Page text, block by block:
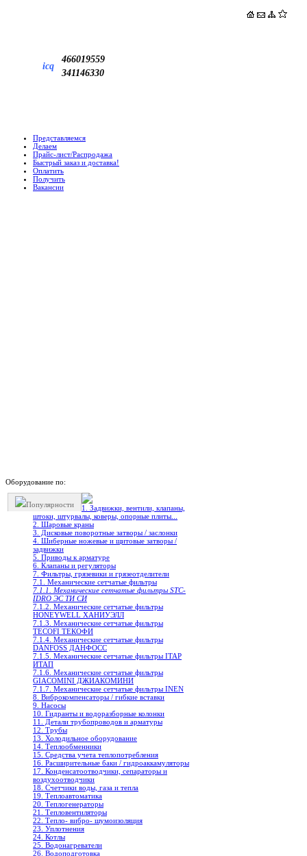
icq
466019559
341146330
Представляемся
Делаем
Прайс-лист/Распродажа
Быстрый заказ и доставка!
Оплатить
Получить
Вакансии
Оборудование по:
Популярности
1. Задвижки, вентили, клапаны,
штоки, штурвалы, коверы, опорные плиты...
2. Шаровые краны
3. Дисковые поворотные затворы / заслонки
4. Шиберные ножевые и щитовые затворы /
задвижки
5. Приводы к арматуре
6. Клапаны и регуляторы
7. Фильтры, грязевики и грязеотделители
7.1. Механические сетчатые фильтры
7.1.1. Механические сетчатые фильтры STC-
IDRO ЭС ТИ СИ
7.1.2. Механические сетчатые фильтры
HONEYWELL ХАНИУЭЛЛ
7.1.3. Механические сетчатые фильтры
TECOFI ТЕКОФИ
7.1.4. Механические сетчатые фильтры
DANFOSS ДАНФОСС
7.1.5. Механические сетчатые фильтры ITAP
ИТАП
7.1.6. Механические сетчатые фильтры
GIACOMINI ДЖИАКОМИНИ
7.1.7. Механические сетчатые фильтры INEN
8. Виброкомпенсаторы / гибкие вставки
9. Насосы
10. Гидранты и водоразборные колонки
11. Детали трубопроводов и арматуры
12. Трубы
13. Холодильное oборудование
14. Теплообменники
15. Средства учета теплопотребления
16. Расширительные баки / гидроаккамуляторы
17. Конденсатоотводчики, сепараторы и
воздухоотводчики
18. Счетчики воды, газа и тепла
19. Теплоавтоматика
20. Теплогенераторы
21. Тепловентиляторы
22. Тепло- вибро- шумоизоляция
23. Уплотнения
24. Котлы
25. Водонагреватели
26. Водоподготовка